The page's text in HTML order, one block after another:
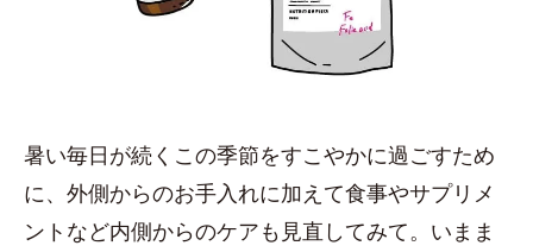
暑い毎日が続くこの季節をすこやかに過ごすため
に、外側からのお手入れに加えて食事やサプリメ
ントなど内側からのケアも見直してみて。いまま